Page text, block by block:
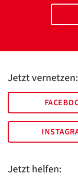
Jetzt vernetzen:
Jetzt helfen: